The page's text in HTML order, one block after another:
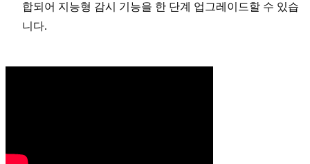
합되어 지능형 감시 기능을 한 단계 업그레이드할 수 있습
니다.